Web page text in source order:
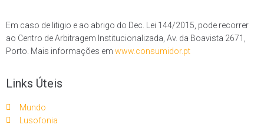
Em caso de litigio e ao abrigo do Dec. Lei 144/2015, pode recorrer
ao Centro de Arbitragem Institucionalizada, Av. da Boavista 2671,
Porto. Mais informações em www.consumidor.pt
Links Úteis
Mundo
Lusofonia